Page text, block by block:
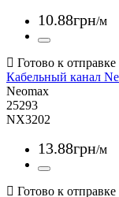
10.88грн/м
Кабельный канал
Neomax
25293
NX3202
13.88грн/м